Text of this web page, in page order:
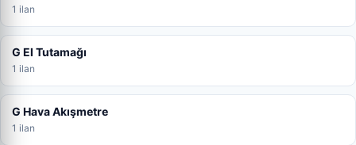
1 ilan
G El Tutamağı
1 ilan
G Hava Akışmetre
1 ilan